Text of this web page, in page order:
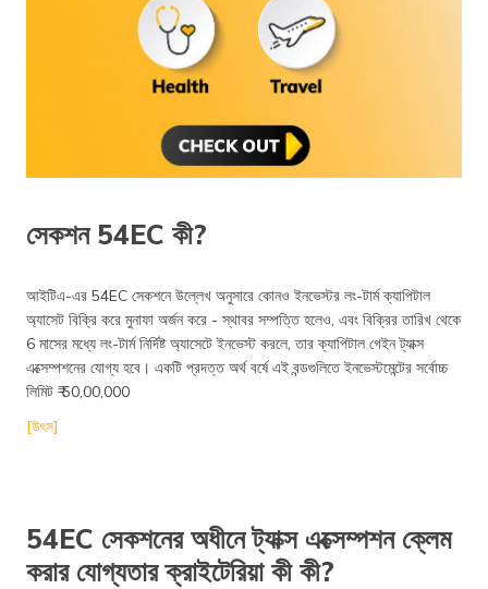
সেকশন 54EC কী?
আইটিএ-এর 54EC সেকশনে উল্লেখ অনুসারে কোনও ইনভেস্টর লং-টার্ম ক্যাপিটাল
অ্যাসেট বিক্রি করে মুনাফা অর্জন করে - স্থাবর সম্পত্তি হলেও, এবং বিক্রির তারিখ থেকে
6 মাসের মধ্যে লং-টার্ম নির্দিষ্ট অ্যাসেটে ইনভেস্ট করলে, তার ক্যাপিটাল গেইন ট্যাক্স
এক্সেম্পশনের যোগ্য হবে। একটি প্রদত্ত অর্থ বর্ষে এই বন্ডগুলিতে ইনভেস্টমেন্টের সর্বোচ্চ
লিমিট ₹ 50,00,000
[উৎস]
54EC সেকশনের অধীনে ট্যাক্স এক্সেম্পশন ক্লেম
করার যোগ্যতার ক্রাইটেরিয়া কী কী?